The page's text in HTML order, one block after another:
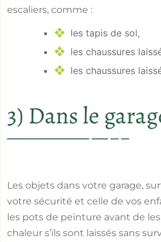
escaliers, comme :
les tapis de sol,
les chaussures
les chaussures
3) Dans le
Les objets dans votre garage,
votre sécurité et celle de vos
les pots de peinture avant de
chaleur s’ils sont laissés sans